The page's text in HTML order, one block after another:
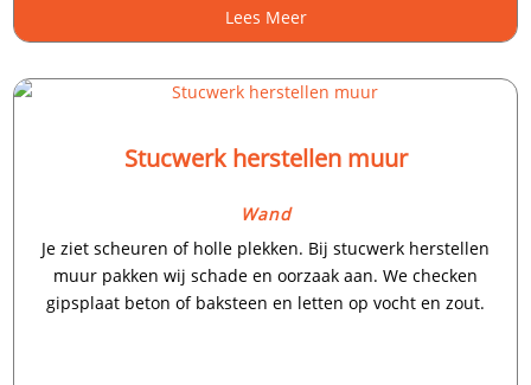
Lees Meer
Stucwerk herstellen muur
Wand
Je ziet scheuren of holle plekken.​ Bij stucwerk herstellen
muur pakken wij schade en oorzaak aan.​ We checken
gipsplaat beton of baksteen en letten op vocht en zout.​